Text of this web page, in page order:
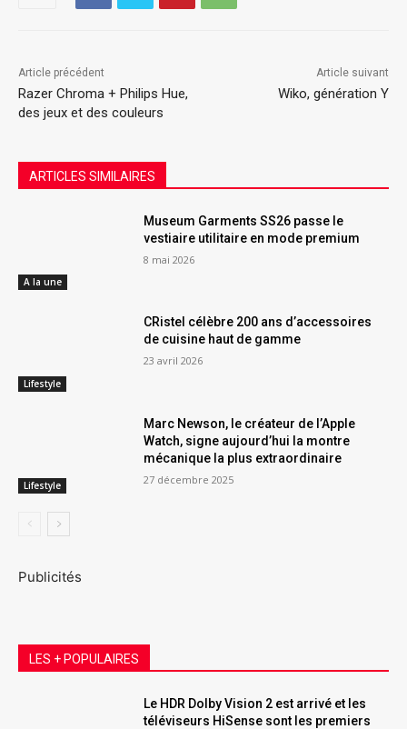
Article précédent
Razer Chroma + Philips Hue,
des jeux et des couleurs
Article suivant
Wiko, génération Y
ARTICLES SIMILAIRES
A la une
Museum Garments SS26 passe le
vestiaire utilitaire en mode premium
8 mai 2026
Lifestyle
CRistel célèbre 200 ans d’accessoires
de cuisine haut de gamme
23 avril 2026
Lifestyle
Marc Newson, le créateur de l’Apple
Watch, signe aujourd’hui la montre
mécanique la plus extraordinaire
27 décembre 2025
Publicités
LES + POPULAIRES
Le HDR Dolby Vision 2 est arrivé et les
téléviseurs HiSense sont les premiers